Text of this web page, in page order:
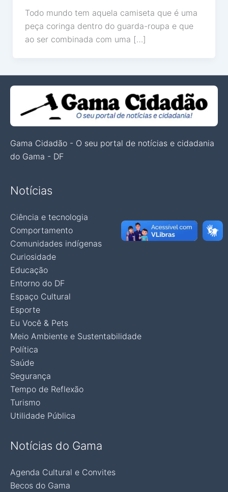
Todo mundo tem aquela camiseta que é uma
peça coringa dentro do guarda-roupa e que
ao ser combinada com uma […]
Gama Cidadão - O seu portal de notícias e cidadania
do Gama - DF
Notícias
Ciência e tecnologia
Comportamento
Comunidades indígenas
Curiosidade
Educação
Entorno do DF
Espaço Cultural
Esporte
Eu Você & Pets
Meio Ambiente e Sustentabilidade
Política
Saúde
Segurança
Tempo de Reflexão
Turismo
Utilidade Pública
Notícias do Gama
Agenda Cultural e Convites
Becos do Gama